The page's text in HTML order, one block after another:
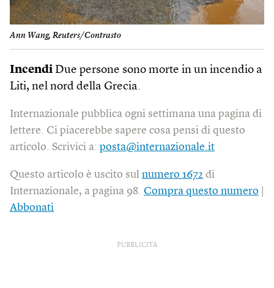
Ann Wang, Reuters/Contrasto
Incendi Due persone sono morte in un incendio a
Liti, nel nord della Grecia.
Internazionale pubblica ogni settimana una pagina di
lettere. Ci piacerebbe sapere cosa pensi di questo
articolo. Scrivici a: posta@internazionale.it
Questo articolo è uscito sul numero 1672 di
Internazionale, a pagina 98. Compra questo numero
Abbonati
PUBBLICITÀ